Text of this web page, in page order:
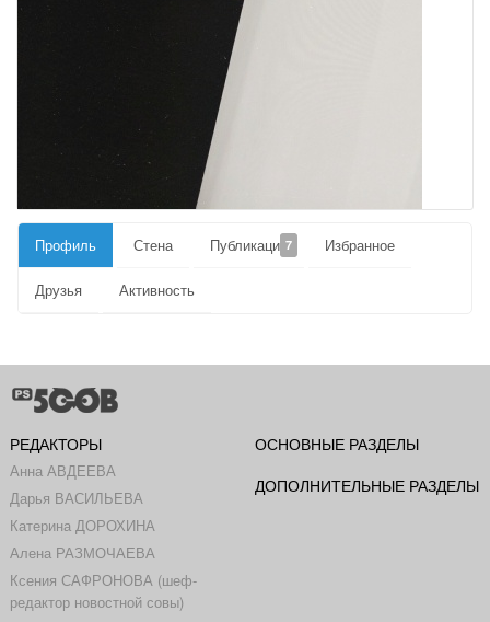
Профиль Стена Публикации7 Избранное
Друзья Активность
РЕДАКТОРЫ
Анна АВДЕЕВА
Дарья ВАСИЛЬЕВА
Катерина ДОРОХИНА
Алена РАЗМОЧАЕВА
Ксения САФРОНОВА (шеф-
редактор новостной совы)
ОСНОВНЫЕ РАЗДЕЛЫ
ДОПОЛНИТЕЛЬНЫЕ РАЗДЕЛЫ